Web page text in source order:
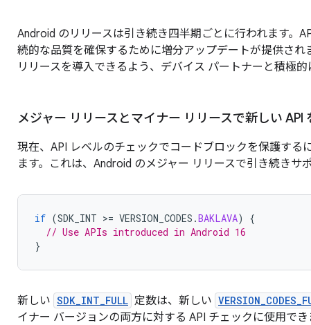
Android のリリースは引き続き四半期ごとに行われます。
続的な品質を確保するために増分アップデートが提供さ
リリースを導入できるよう、デバイス パートナーと積極的
メジャー リリースとマイナー リリースで新しい API
現在、API レベルのチェックでコードブロックを保護するに
ます。これは、Android のメジャー リリースで引き続きサ
if (SDK_INT >= VERSION_CODES .BAKLAVA)
{
// Use APIs introduced in Android 16
}
新しい SDK_INT_FULL 定数は、新しい
イナー バージョンの両方に対する API チェックに使用でき